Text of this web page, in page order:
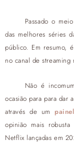
Passado o
das melhores séries
público. Em resumo,
no canal de streaming
Não é
ocasião para para dar
através de um
opinião mais
Netflix lançadas em